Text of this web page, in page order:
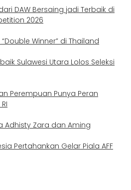
DAW Bersaing jadi Terbaik di
2026
Winner” di Thailand
Sulawesi Utara Lolos Seleksi
Perempuan Punya Peran
Adhisty Zara dan Aming
Pertahankan Gelar Piala AFF